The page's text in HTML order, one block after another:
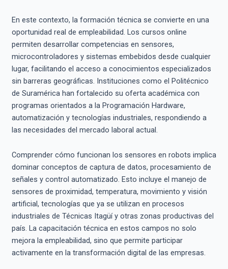
En este contexto, la formación técnica se convierte en una
oportunidad real de empleabilidad. Los cursos online
permiten desarrollar competencias en sensores,
microcontroladores y sistemas embebidos desde cualquier
lugar, facilitando el acceso a conocimientos especializados
sin barreras geográficas. Instituciones como el Politécnico
de Suramérica han fortalecido su oferta académica con
programas orientados a la Programación Hardware,
automatización y tecnologías industriales, respondiendo a
las necesidades del mercado laboral actual.
Comprender cómo funcionan los sensores en robots implica
dominar conceptos de captura de datos, procesamiento de
señales y control automatizado. Esto incluye el manejo de
sensores de proximidad, temperatura, movimiento y visión
artificial, tecnologías que ya se utilizan en procesos
industriales de Técnicas Itagüí y otras zonas productivas del
país. La capacitación técnica en estos campos no solo
mejora la empleabilidad, sino que permite participar
activamente en la transformación digital de las empresas.